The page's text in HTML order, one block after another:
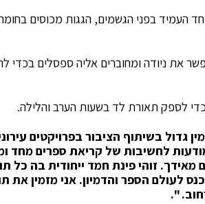
העמיד בפני הגשמים, הגגות מכוסים
את ניודה ומחוברים אליה ספסלים בכדי
לספק תאורת לד בשעות הערב והלילה.
גדול בשיתוף הציבור בפרויקטים
לחשיבות של קריאת ספרים מחד
זוהי פינת חמד ייחודית בה כל
לעולם הספר והדמיון. אני מזמין
".